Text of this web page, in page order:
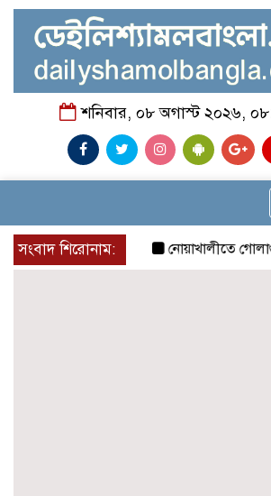
শনিবার, ০৮ অগাস্ট ২০২৬,
সংবাদ শিরোনাম:
নোয়াখালীতে গোলাগুলির